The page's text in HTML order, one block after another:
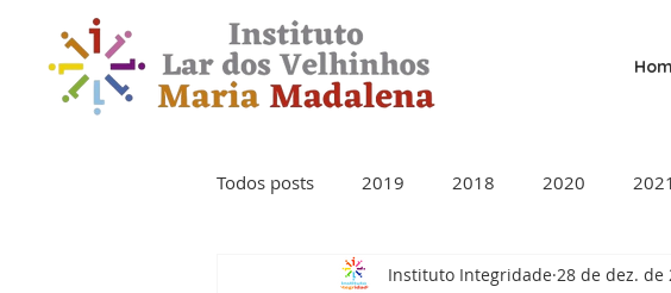
Todos posts 2019 2018 2020 2021
Instituto Integridade 28 de dez. de